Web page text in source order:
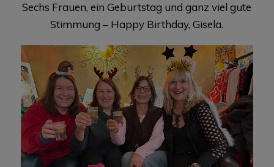
Sechs Frauen, ein Geburtstag und ganz viel gute
Stimmung – Happy Birthday, Gisela.